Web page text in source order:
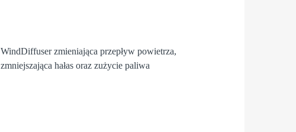
WindDiffuserzmieniająca przepływ powietrza,
zmniejszająca hałas oraz zużycie paliwa